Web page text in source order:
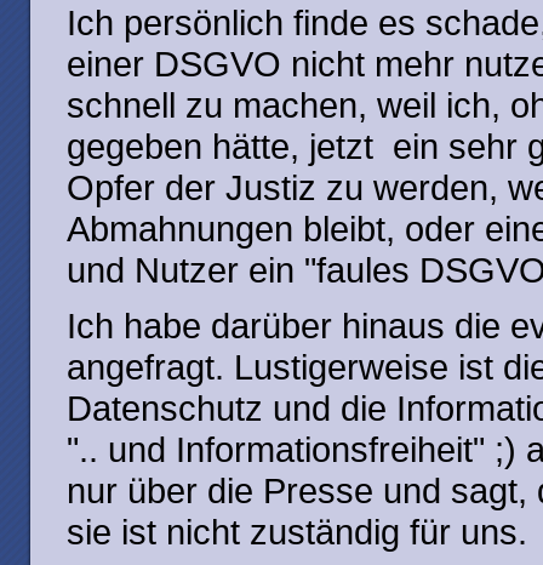
Ich persönlich finde es
einer DSGVO nicht mehr
schnell zu machen, weil ich,
gegeben hätte, jetzt ein sehr
Opfer der Justiz zu werden,
Abmahnungen bleibt, oder
und Nutzer ein "faules
Ich habe darüber hinaus die
angefragt. Lustigerweise ist
Datenschutz und die
".. und Informationsfreiheit" ;)
nur über die Presse und
sie ist nicht zuständig für uns.